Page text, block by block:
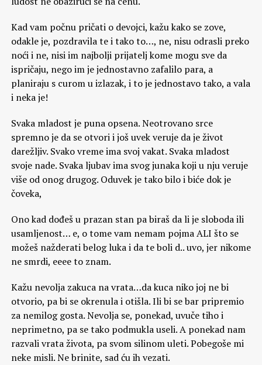
Kad vam počnu pričati o devojci, kažu kako se zove,
odakle je, pozdravila te i tako to…, ne, nisu odrasli preko
noći i ne, nisi im najbolji prijatelj kome mogu sve da
ispričaju, nego im je jednostavno zafalilo para, a
planiraju s curom u izlazak, i to je jednostavo tako, a vala
i neka je!
Svaka mladost je puna opsena. Neotrovano srce
spremno je da se otvori i još uvek veruje da je život
darežljiv. Svako vreme ima svoj vakat. Svaka mladost
svoje nade. Svaka ljubav ima svog junaka koji u nju veruje
više od onog drugog. Oduvek je tako bilo i biće dok je
čoveka,
Ono kad dođeš u prazan stan pa biraš da li je sloboda ili
usamljenost… e, o tome vam nemam pojma ALI što se
možeš nažderati belog luka i da te boli d.. uvo, jer nikome
ne smrdi, eeee to znam.
Kažu nevolja zakuca na vrata…da kuca niko joj ne bi
otvorio, pa bi se okrenula i otišla. Ili bi se bar pripremio
za nemilog gosta. Nevolja se, ponekad, uvuče tiho i
neprimetno, pa se tako podmukla useli. A ponekad nam
razvali vrata života, pa svom silinom uleti. Pobegoše mi
neke misli. Ne brinite, sad ću ih vezati.